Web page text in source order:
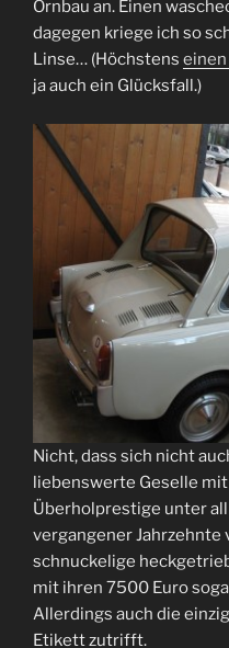
Ornbau an. Einen
dagegen kriege ich so
Linse… (Höchstens
ja auch ein Glücksfall.)
Nicht, dass sich nicht
liebenswerte Geselle
Überholprestige unter
vergangener Jahrzehnte
schnuckelige
mit ihren 7500 Euro
Allerdings auch die
Etikett zutrifft.